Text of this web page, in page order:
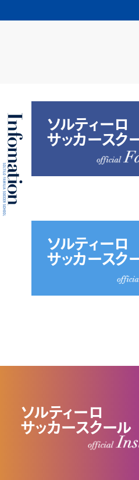
ソルティーロ
サッカースク
ソルティーロ
サッカースク
ソルティーロ
サッカースクール